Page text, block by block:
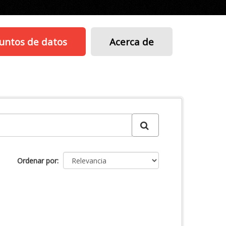
de datos Acerca de
Ordenar por